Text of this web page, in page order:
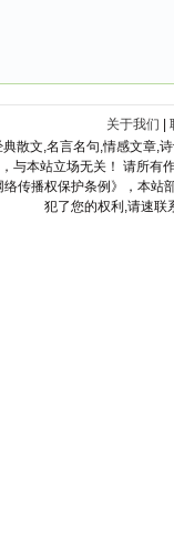
关于我们
散文,名言名句,情感文章,
与本站立场无关！ 请所
传播权保护条例》，本
犯了您的权利,请速联